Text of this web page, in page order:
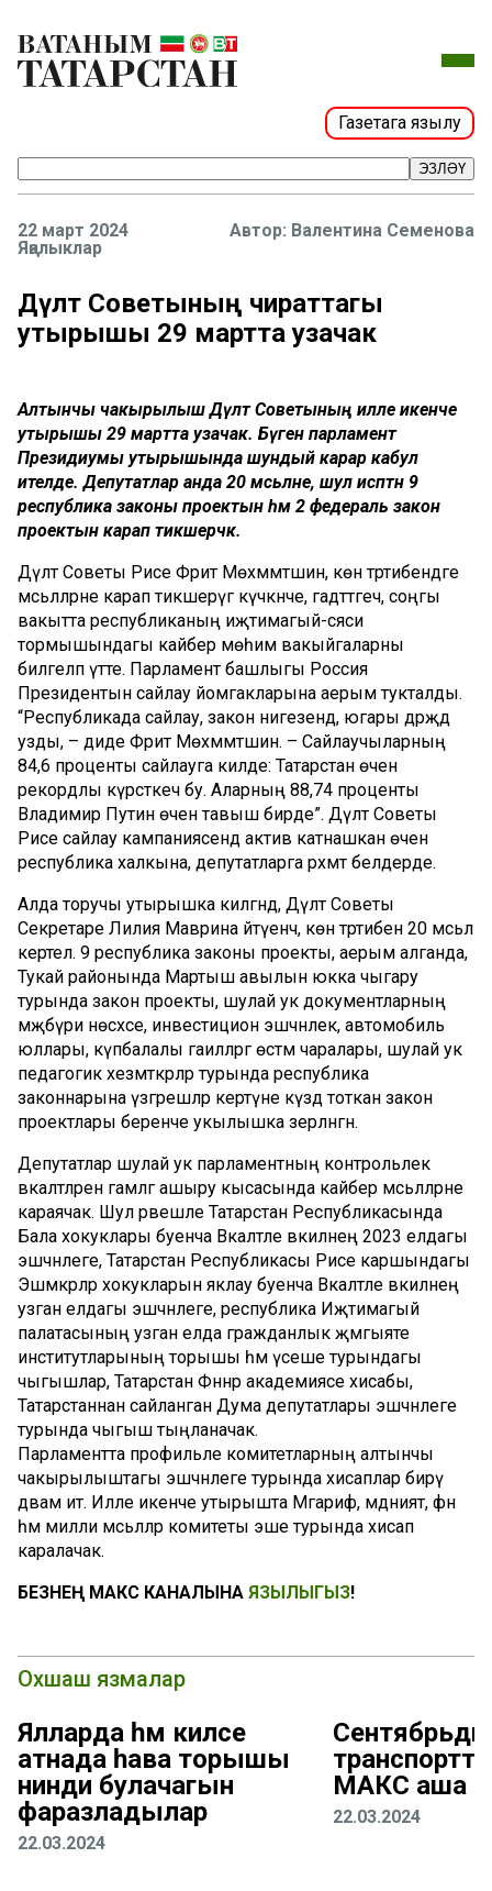
Газетага язылу
ЭЗЛӘҮ
22 март 2024
Яңалыклар
Валентина Семенова
Дәүләт Советының чираттагы
утырышы 29 мартта узачак
Алтынчы чакырылыш Дәүләт Советының илле икенче
утырышы 29 мартта узачак. Бүген парламент
Президиумы утырышында шундый карар кабул
ителде. Депутатлар анда 20 мәсьәләне, шул исәптән 9
республика законы проектын һәм 2 федераль закон
проектын карап тикшерәчәк.
Дәүләт Советы Рәисе Фәрит Мөхәммәтшин, көн тәртибендәге
мәсьәләләрне карап тикшерүгә күчкәнче, гадәттәгечә, соңгы
вакытта республиканың иҗтимагый-сәяси
тормышындагы кайбер мөһим вакыйгаларны
билгеләп үтте. Парламент башлыгы Россия
Президентын сайлау йомгакларына аерым тукталды.
“Республикада сайлау, закон нигезендә, югары дәрәҗәдә
узды, – диде Фәрит Мөхәммәтшин. – Сайлаучыларның
84,6 проценты сайлауга килде: Татарстан өчен
рекордлы күрсәткеч бу. Аларның 88,74 проценты
Владимир Путин өчен тавыш бирде”. Дәүләт Советы
Рәисе сайлау кампаниясендә актив катнашкан өчен
республика халкына, депутатларга рәхмәт белдерде.
Алда торучы утырышка килгәндә, Дәүләт Советы
Секретаре Лилия Маврина әйтүенчә, көн тәртибенә 20 мәсьәлә
кертелә. 9 республика законы проекты, аерым алганда,
Тукай районында Мартыш авылын юкка чыгару
турында закон проекты, шулай ук документларның
мәҗбүри нөсхәсе, инвестицион эшчәнлек, автомобиль
юллары, күпбалалы гаиләләргә өстәмә чаралары, шулай ук
педагогик хезмәткәрләр турында республика
законнарына үзгәрешләр кертүне күздә тоткан закон
проектлары беренче укылышка әзерләнгән.
Депутатлар шулай ук парламентның контрольлек
вәкаләтләрен гамәлгә ашыру кысасында кайбер мәсьәләләрне
караячак. Шул рәвешле Татарстан Республикасында
Бала хокуклары буенча Вәкаләтле вәкилнең 2023 елдагы
эшчәнлеге, Татарстан Республикасы Рәисе каршындагы
Эшмәкәрләр хокукларын яклау буенча Вәкаләтле вәкилнең
узган елдагы эшчәнлеге, республика Иҗтимагый
палатасының узган елда гражданлык җәмгыяте
институтларының торышы һәм үсеше турындагы
чыгышлар, Татарстан Фәннәр академиясе хисабы,
Татарстаннан сайланган Дума депутатлары эшчәнлеге
турында чыгыш тыңланачак.
Парламентта профильле комитетларның алтынчы
чакырылыштагы эшчәнлеге турында хисаплар бирү
дәвам итә. Илле икенче утырышта Мәгариф, мәдәният, фән
һәм милли мәсьәләләр комитеты эше турында хисап
каралачак.
БЕЗНЕҢ МАКС КАНАЛЫНА ЯЗЫЛЫГЫЗ!
Охшаш язмалар
Ялларда һәм киләсе
атнада һава торышы
нинди булачагын
фаразладылар
22.03.2024
Сентябрьдән
транспортта
МАКС аша
22.03.2024